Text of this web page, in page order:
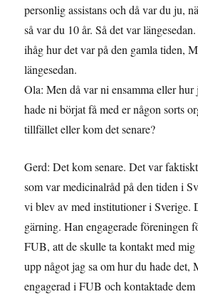
personlig assistans och då var du ju,
så var du 10 år. Så det var
ihåg hur det var på den gamla tiden,
längesedan.
Ola: Men då var ni ensamma eller hur
hade ni börjat få med er någon sorts
tillfället eller kom det senare?
Gerd: Det kom senare. Det var
som var medicinalråd på den tiden i
vi blev av med institutioner i Sverige.
gärning. Han engagerade föreningen
FUB, att de skulle ta kontakt med mig
upp något jag sa om hur du hade det,
engagerad i FUB och kontaktade